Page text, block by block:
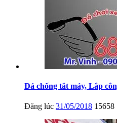
Đá chống tắt máy, Lắp
Đăng lúc 31/05/2018 15658